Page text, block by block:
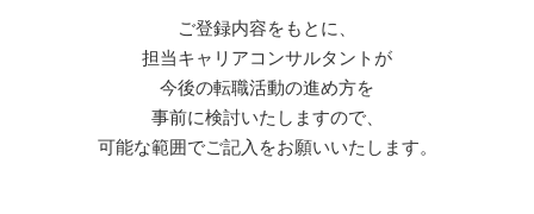
ご登録内容をもとに、
担当キャリアコンサルタントが
今後の転職活動の進め⽅を
事前に検討いたしますので、
可能な範囲でご記⼊をお願いいたします。